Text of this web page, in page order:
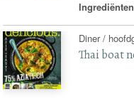
Diner /
Thai boat